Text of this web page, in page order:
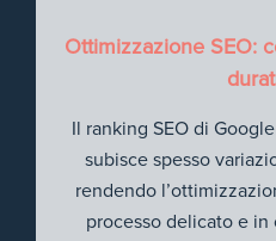
Ottimizzazione SEO:
Il ranking SEO di
subisce spesso
rendendo
processo delicato e